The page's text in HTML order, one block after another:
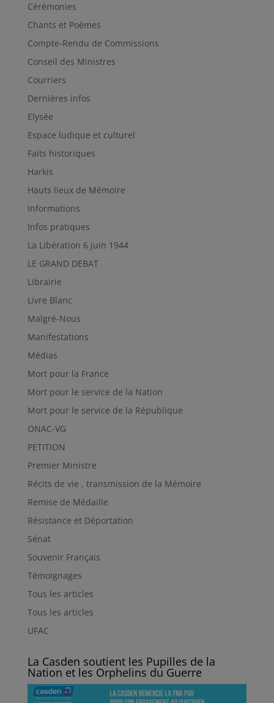
Cérémonies
Chants et Poèmes
Compte-Rendu de Commissions
Conseil des Ministres
Courriers
Dernières infos
Elysée
Espace ludique et culturel
Faits historiques
Harkis
Hauts lieux de Mémoire
Informations
Infos pratiques
La Libération 6 juin 1944
LE GRAND DEBAT
Librairie
Livre Blanc
Malgré-Nous
Manifestations
Médias
Mort pour la France
Mort pour le service de la Nation
Mort pour le service de la République
ONAC-VG
PETITION
Premier Ministre
Récits de vie , transmission de la Mémoire
Remise de Médaille
Résistance et Déportation
Sénat
Souvenir Français
Témoignages
Tous les articles
Tous les articles
UFAC
La Casden soutient les Pupilles de la
Nation et les Orphelins du Guerre